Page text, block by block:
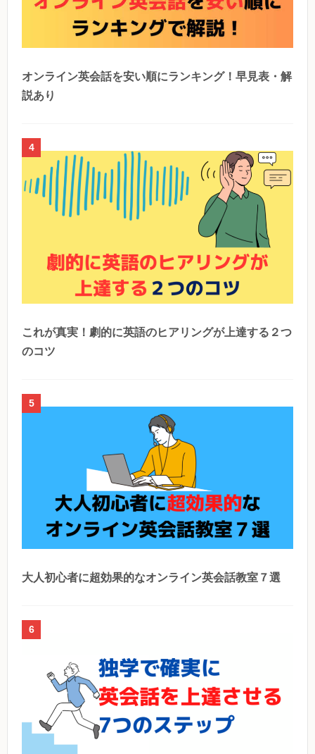
オンライン英会話を安い順にランキング！早見表・解
説あり
4
これが真実！劇的に英語のヒアリングが上達する２つ
のコツ
5
大人初心者に超効果的なオンライン英会話教室７選
6